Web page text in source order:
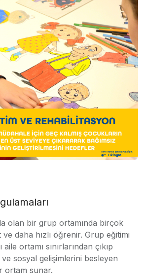
olan bir grup ortamında birçok
daha hızlı öğrenir. Grup eğitimi
ortamı sınırlarından çıkıp
sosyal gelişimlerini besleyen
ortam sunar.